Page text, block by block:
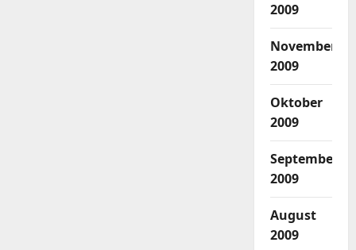
2009
November
2009
Oktober
2009
September
2009
August
2009